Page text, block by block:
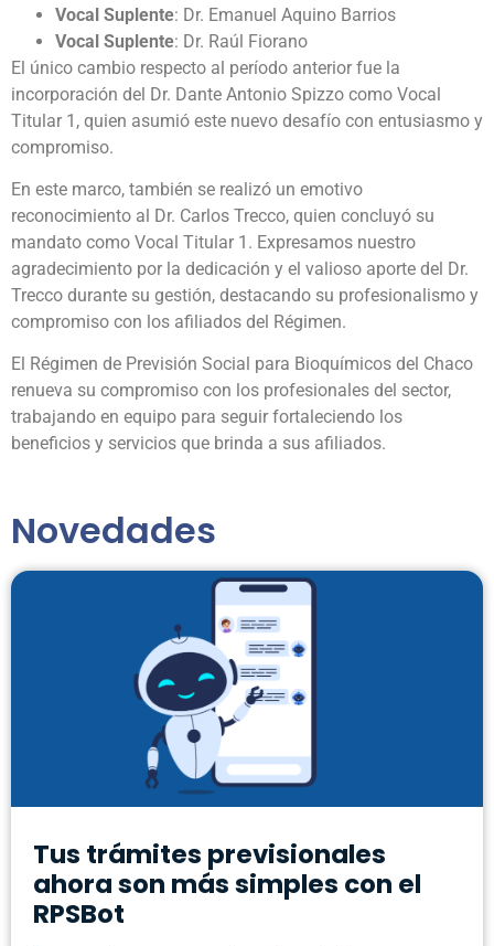
Vocal Suplente: Dr. Emanuel Aquino Barrios
Vocal Suplente: Dr. Raúl Fiorano
El único cambio respecto al período anterior fue la
incorporación del Dr. Dante Antonio Spizzo como Vocal
Titular 1, quien asumió este nuevo desafío con entusiasmo y
compromiso.
En este marco, también se realizó un emotivo
reconocimiento al Dr. Carlos Trecco, quien concluyó su
mandato como Vocal Titular 1. Expresamos nuestro
agradecimiento por la dedicación y el valioso aporte del Dr.
Trecco durante su gestión, destacando su profesionalismo y
compromiso con los afiliados del Régimen.
El Régimen de Previsión Social para Bioquímicos del Chaco
renueva su compromiso con los profesionales del sector,
trabajando en equipo para seguir fortaleciendo los
beneficios y servicios que brinda a sus afiliados.
Novedades
Tus trámites previsionales
ahora son más simples con el
RPSBot